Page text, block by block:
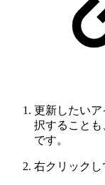
更新したい
択すること
です。
右クリックし